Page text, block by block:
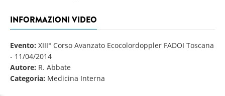
INFORMAZIONI VIDEO
Evento: XIII° Corso Avanzato Ecocolordoppler FADOI Toscana
- 11/04/2014
Autore: R. Abbate
Categoria: Medicina Interna